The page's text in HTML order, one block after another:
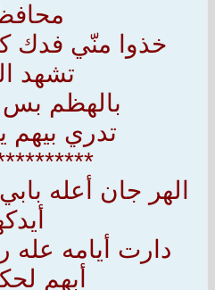
خذوا منّي فدك
تشهد
بالهظم بس
تدري بيهم
الهر جان أعله
دارت أيامه عله
أبهم